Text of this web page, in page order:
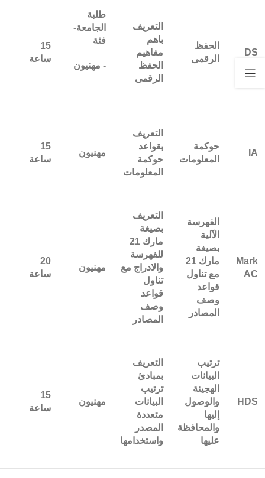
DS
الحفظ
الرقمى
التعريف
باهم
مفاهيم
الحفظ
الرقمى
طلبة
الجامعة-
فئة
- مهنيون
15
ساعة
IA
حوكمة
المعلومات
التعريف
بقواعد
حوكمة
المعلومات
مهنيون
15
ساعة
Mark
AC
الفهرسة
الآلية
بصيغة
مارك 21
مع تناول
قواعد
وصف
المصادر
التعريف
بصيغة
مارك 21
للفهرسة
والادراج مع
تناول
قواعد
وصف
المصادر
مهنيون
20
ساعة
HDS
ترتيب
البيانات
الهجينة
والوصول
إليها
والمحافظة
عليها
التعريف
بمبادئ
ترتيب
البيانات
متعددة
المصدر
واستخدامها
مهنيون
15
ساعة